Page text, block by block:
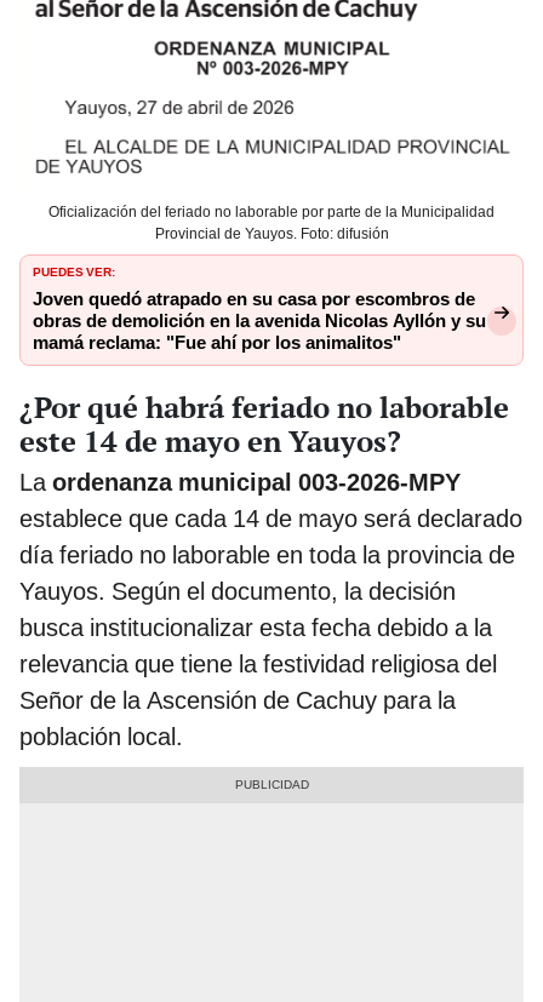
Oficialización del feriado no laborable por parte de la Municipalidad
Provincial de Yauyos. Foto: difusión
PUEDES VER:
Joven quedó atrapado en su casa por escombros de
obras de demolición en la avenida Nicolas Ayllón y su
mamá reclama: "Fue ahí por los animalitos"
¿Por qué habrá feriado no laborable
este 14 de mayo en Yauyos?
La ordenanza municipal 003-2026-MPY
establece que cada 14 de mayo será declarado
día feriado no laborable en toda la provincia de
Yauyos. Según el documento, la decisión
busca institucionalizar esta fecha debido a la
relevancia que tiene la festividad religiosa del
Señor de la Ascensión de Cachuy para la
población local.